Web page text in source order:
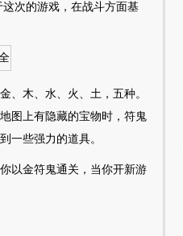
次的游戏，在战斗方面基
、木、水、火、土，五种。
图上有隐藏的宝物时，符鬼
一些强力的道具。
以金符鬼通关，当你开新游